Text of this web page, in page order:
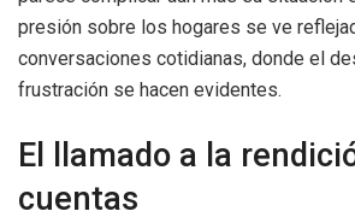
presión sobre los hogares se ve
conversaciones cotidianas, donde el
frustración se hacen evidentes.
El llamado a la
cuentas